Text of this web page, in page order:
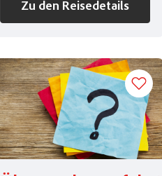
Zu den Reisedetails